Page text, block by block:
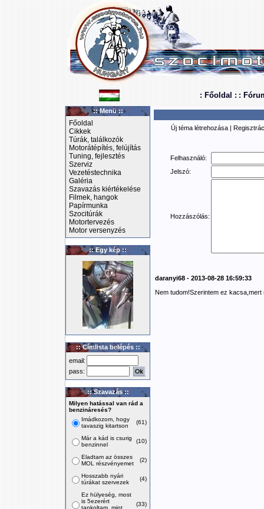
: Főoldal : :
:: Menü ::
Főoldal
Cikkek
Túrák, találkozók
Motorátépítés, felújítás
Tuning, fejlesztés
Szerviz
Vezetéstechnika
Galéria
Szavazás kiértékelése
Filmek, hangok
Papírmunka
Szocitúrák
Motortervezés
Motor versenyzés
:: Egy kép ::
:: Címlista belépés ::
email:
pass:
:: Szavazás ::
Milyen hatással van rád a
benzináresés?
Imádkozom, hogy
tavaszig kitartson
(61)
Már a kád is csurig
benzinnel
(10)
Eladtam az összes
MOL részvényemet
(2)
Hosszabb nyári
túrákat szervezek
(4)
Ez hülyeség, most
is 5ezerért
tankoltam, mint
(33)
Új téma létrehozása |
Felhasználó:
Jelszó:
Hozzászólás:
daranyi68 - 2013-08-28 16:59:33
Nem tudom!Szerintem ez